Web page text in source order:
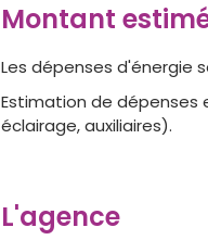
Montant
Les dépenses d'énergie
Estimation de dépenses
éclairage, auxiliaires).
L'agence